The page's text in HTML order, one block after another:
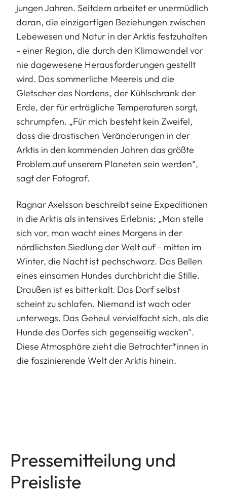
jungen Jahren. Seitdem arbeitet er unermüdlich
daran, die einzigartigen Beziehungen zwischen
Lebewesen und Natur in der Arktis festzuhalten
- einer Region, die durch den Klimawandel vor
nie dagewesene Herausforderungen gestellt
wird. Das sommerliche Meereis und die
Gletscher des Nordens, der Kühlschrank der
Erde, der für erträgliche Temperaturen sorgt,
schrumpfen. „Für mich besteht kein Zweifel,
dass die drastischen Veränderungen in der
Arktis in den kommenden Jahren das größte
Problem auf unserem Planeten sein werden“,
sagt der Fotograf.
Ragnar Axelsson beschreibt seine Expeditionen
in die Arktis als intensives Erlebnis: „Man stelle
sich vor, man wacht eines Morgens in der
nördlichsten Siedlung der Welt auf - mitten im
Winter, die Nacht ist pechschwarz. Das Bellen
eines einsamen Hundes durchbricht die Stille.
Draußen ist es bitterkalt. Das Dorf selbst
scheint zu schlafen. Niemand ist wach oder
unterwegs. Das Geheul vervielfacht sich, als die
Hunde des Dorfes sich gegenseitig wecken".
Diese Atmosphäre zieht die Betrachter*innen in
die faszinierende Welt der Arktis hinein.
Pressemitteilung und
Preisliste